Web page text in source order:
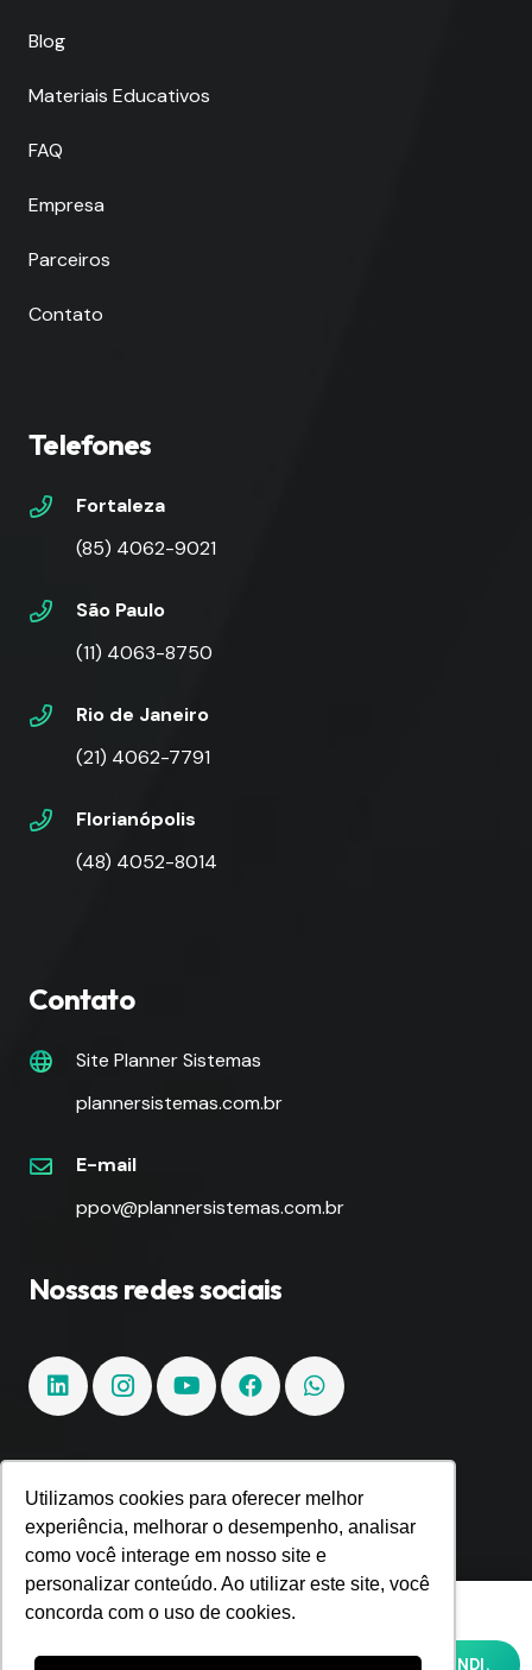
Utilizamos cookies para oferecer melhor
experiência, melhorar o desempenho, analisar
como você interage em nosso site e
personalizar conteúdo. Ao utilizar este site, você
concorda com o uso de cookies.
Blog
Materiais Educativos
FAQ
Empresa
Parceiros
Contato
Telefones
Fortaleza
(85) 4062-9021
São Paulo
(11) 4063-8750
Rio de Janeiro
(21) 4062-7791
Florianópolis
(48) 4052-8014
Contato
Site Planner Sistemas
plannersistemas.com.br
E-mail
ppov@plannersistemas.com.br
Nossas redes sociais
Fique por dentro!
Inscreva-se e fique por dentro de todas as
tendências e inovações.
Utilizamos cookies para oferecer melhor
analisar como você interage em nosso site
OK, ENTENDI.